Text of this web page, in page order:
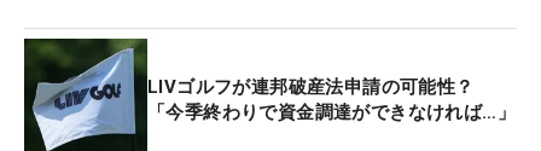
LIVゴルフが連邦破産法申請の可能性？
「今季終わりで資金調達ができなければ…」